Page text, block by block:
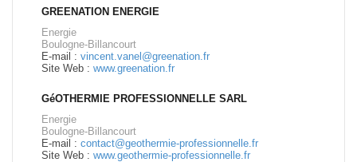
GREENATION ENERGIE
Energie
Boulogne-Billancourt
E-mail : vincent.vanel@greenation.fr
Site Web : www.greenation.fr
GéOTHERMIE PROFESSIONNELLE SARL
Energie
Boulogne-Billancourt
E-mail : contact@geothermie-professionnelle.fr
Site Web : www.geothermie-professionnelle.fr